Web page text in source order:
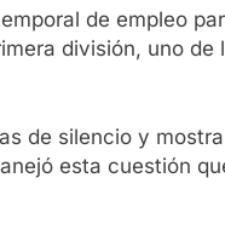
de empleo
división, uno de
de silencio y
esta cuestión